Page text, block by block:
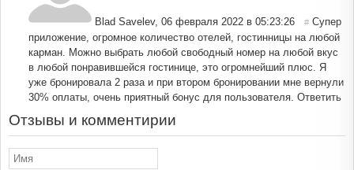
Blad Savelev, 06 февраля 2022 в 05:23:26 # Супер
приложение, огромное количество отелей, гостинницы на любой
карман. Можно выбрать любой свободный номер на любой вкус
в любой понравившейся гостинице, это огромнейший плюс. Я
уже бронировала 2 раза и при втором бронировании мне вернули
30% оплаты, очень приятный бонус для пользователя. Ответить
Отзывы и комментирии